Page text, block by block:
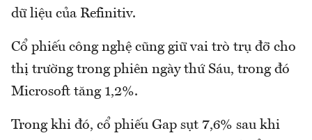
dữ liệu của Refinitiv.
Cổ phiếu công nghệ cũng giữ vai trò trụ đỡ cho
thị trường trong phiên ngày thứ Sáu, trong đó
Microsoft tăng 1,2%.
Trong khi đó, cổ phiếu Gap sụt 7,6% sau khi